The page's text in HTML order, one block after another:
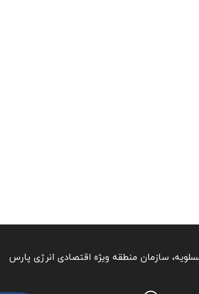
سازمان منطقه ویژه اقتصادی انرژی پارس